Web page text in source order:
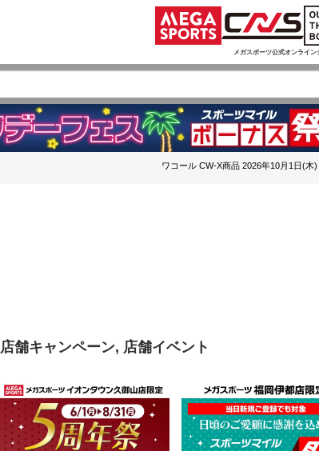
メガスポーツ公式オンライン
ワコール CW-X商品 2026年10月1日(木
店舗キャンペーン, 店舗イベント